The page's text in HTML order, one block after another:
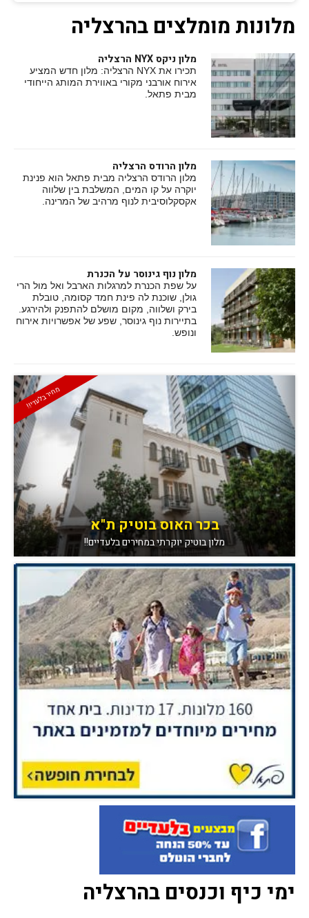
מלונות מומלצים בהרצליה
מלון ניקס NYX הרצליה
תכירו את NYX הרצליה: מלון חדש המציע
אירוח אורבני מקורי באווירת המותג הייחודי
מבית פתאל.
מלון הרודס הרצליה
מלון הרודס הרצליה מבית פתאל הוא פנינת
יוקרה על קו המים, המשלבת בין שלווה
אקסקלוסיבית לנוף מרהיב של המרינה.
מלון נוף גינוסר על הכנרת
על שפת הכנרת למרגלות הארבל ואל מול הרי
גולן, שוכנת לה פינת חמד קסומה, טובלת
בירק ושלווה, מקום מושלם להתפנק ולהירגע.
בתיירות נוף גינוסר, שפע של אפשרויות אירוח
ונופש.
מחיר בלעדי!!
בכר האוס בוטיק ת"א
מלון בוטיק יוקרתי במחירים בלעדיים!!
ימי כיף וכנסים בהרצליה